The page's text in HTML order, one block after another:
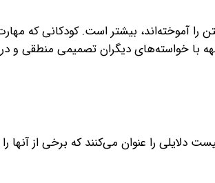
را آموخته‌اند، بیشتر است. کودکانی که
با خواسته‌های دیگران تصمیمی منطقی و
را عنوان می‌کنند که برخی از آنها را